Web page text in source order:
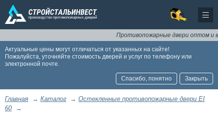
Противопожарные двери оптом и в
Актуальные цены могут отличаться от указанных на сайте!
Пожалуйста, уточняйте стоимость дверей и услуг по телефону или
электронной почте.
Спасибо, понятно Закрыть
Главная → Каталог → Остекленные противопожарные двери EI
60 →